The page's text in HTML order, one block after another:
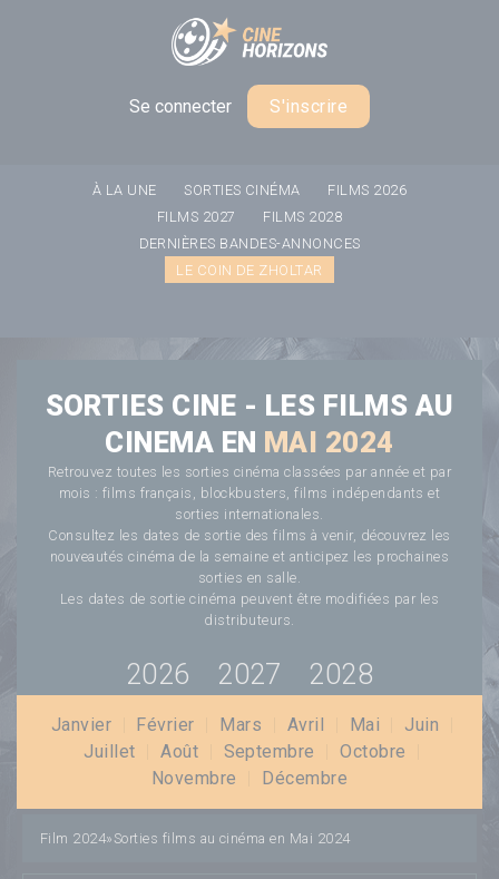
Se connecter S'inscrire
À LA UNE SORTIES CINÉMA
FILMS 2026
FILMS 2027
FILMS 2028
DERNIÈRES BANDES-ANNONCES
LE COIN DE ZHOLTAR
SORTIES CINE - LES FILMS AU
CINEMA EN MAI 2024
Retrouvez toutes les sorties cinéma classées par année et par
mois : films français, blockbusters, films indépendants et
sorties internationales.
Consultez les dates de sortie des films à venir, découvrez les
nouveautés cinéma de la semaine et anticipez les prochaines
sorties en salle.
Les dates de sortie cinéma peuvent être modifiées par les
distributeurs.
2026 2027 2028
Janvier Février Mars Avril Mai Juin
Juillet
Août Septembre Octobre
Novembre
Décembre
Film 2024» Sorties films au cinéma en Mai 2024
Panneau de gestion des cookies